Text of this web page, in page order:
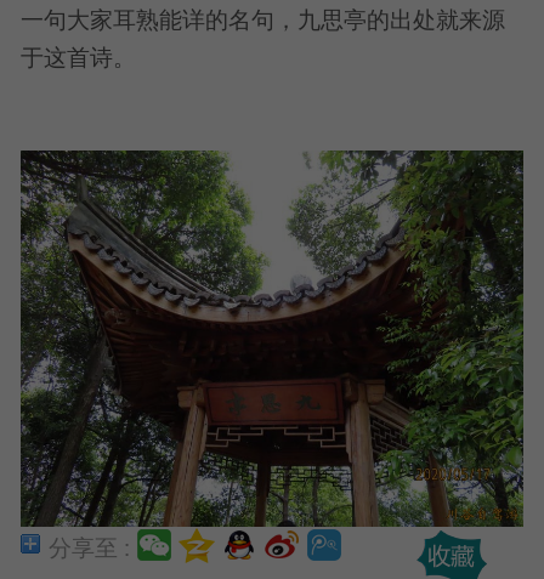
一句大家耳熟能详的名句，九思亭的出处就来源
于这首诗。
分享至 :